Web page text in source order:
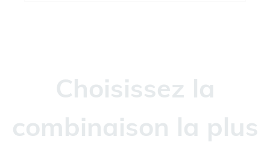
Choisissez la
combinaison la plus